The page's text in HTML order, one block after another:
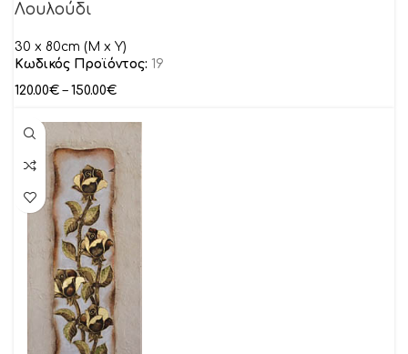
Λουλούδι
30 x 80cm (M x Y)
Κωδικός Προϊόντος: 19
120.00€ – 150.00€